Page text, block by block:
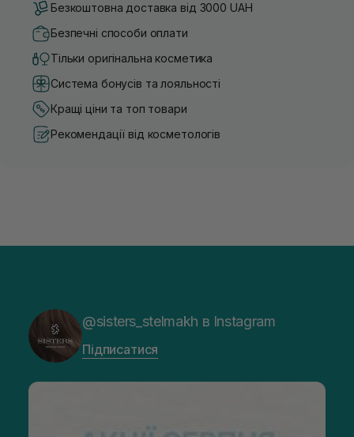
Безкоштовна доставка від 3000 UAH
Безпечні способи оплати
Тільки оригінальна косметика
Система бонусів та лояльності
Кращі ціни та топ товари
Рекомендації від косметологів
@sisters_stelmakh в Instagram
Підписатися